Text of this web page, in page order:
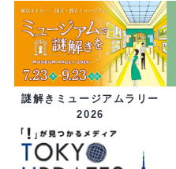
謎解きミュージアムラリー
2026